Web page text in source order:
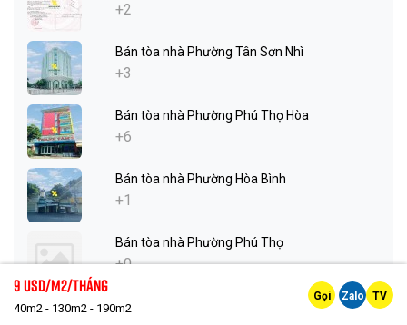
+2
Bán tòa nhà Phường Tân Sơn Nhì
+3
Bán tòa nhà Phường Phú Thọ Hòa
+6
Bán tòa nhà Phường Hòa Bình
+1
Bán tòa nhà Phường Phú Thọ
+0
Bán tòa nhà Phường Bình Thới
9 Usd/m2/tháng
40m2 - 130m2 - 190m2
Gọi Zalo TV